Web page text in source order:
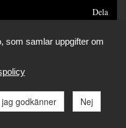
Dela
som samlar uppgifter om
godkänner Nej